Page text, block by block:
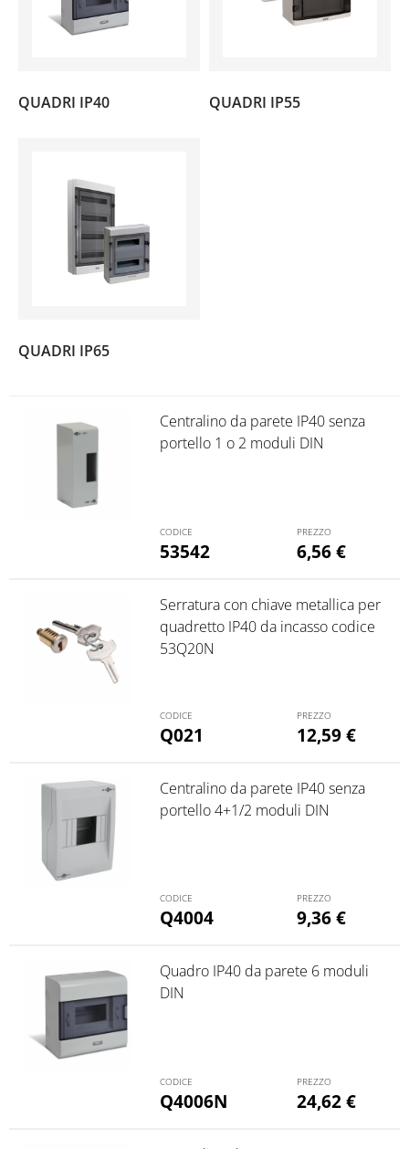
QUADRI IP40 QUADRI IP55
QUADRI IP65
53542
Centralino da parete IP40 senza
portello 1 o 2 moduli DIN
6,56€
Q021
Serratura con chiave metallica per
quadretto IP40 da incasso codice
53Q20N
12,59€
Q4004
Centralino da parete IP40 senza
portello 4+1/2 moduli DIN
9,36€
Q4006N
Quadro IP40 da parete 6 moduli
DIN
24,62€